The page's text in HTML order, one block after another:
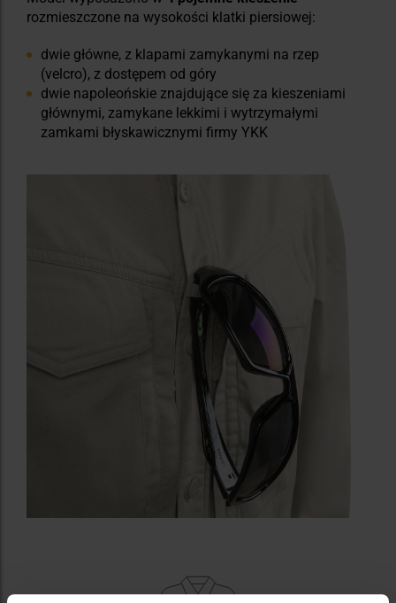
rozmieszczone na wysokości klatki piersiowej:
dwie główne, z klapami zamykanymi na rzep
(velcro), z dostępem od góry
dwie napoleońskie znajdujące się za kieszeniami
głównymi, zamykane lekkimi i wytrzymałymi
zamkami błyskawicznymi firmy YKK